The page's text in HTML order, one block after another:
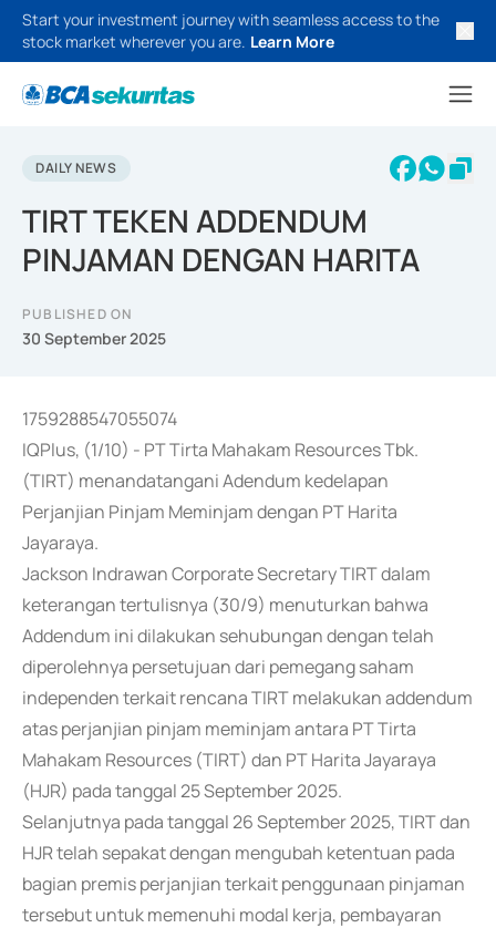
Start your investment journey with seamless access to the
stock market wherever you are. Learn More
DAILY NEWS
TIRT TEKEN ADDENDUM
PINJAMAN DENGAN HARITA
PUBLISHED ON
30 September 2025
1759288547055074
IQPlus, (1/10) - PT Tirta Mahakam Resources Tbk.
(TIRT) menandatangani Adendum kedelapan
Perjanjian Pinjam Meminjam dengan PT Harita
Jayaraya.
Jackson Indrawan Corporate Secretary TIRT dalam
keterangan tertulisnya (30/9) menuturkan bahwa
Addendum ini dilakukan sehubungan dengan telah
diperolehnya persetujuan dari pemegang saham
independen terkait rencana TIRT melakukan addendum
atas perjanjian pinjam meminjam antara PT Tirta
Mahakam Resources (TIRT) dan PT Harita Jayaraya
(HJR) pada tanggal 25 September 2025.
Selanjutnya pada tanggal 26 September 2025, TIRT dan
HJR telah sepakat dengan mengubah ketentuan pada
bagian premis perjanjian terkait penggunaan pinjaman
tersebut untuk memenuhi modal kerja, pembayaran